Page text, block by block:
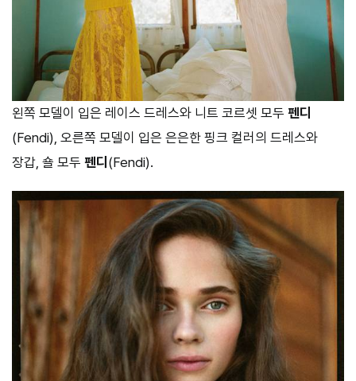
왼쪽 모델이 입은 레이스 드레스와 니트 코르셋 모두 펜디
(Fendi), 오른쪽 모델이 입은 은은한 핑크 컬러의 드레스와
장갑, 숄 모두 펜디 (Fendi).